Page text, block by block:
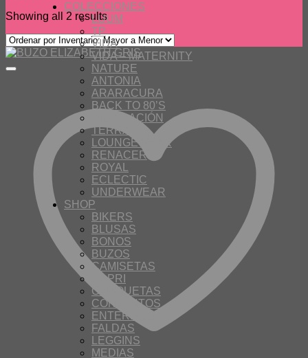
COLECCIONES
LUUM
TP
VIDA
VIDA – MATERNITY
NATURE
ANTONIA
ARARACURA
BACK TO 80’S
INSPIRACIÓN
TERRA
LOUNGEWEAR
RENACER
ROYAL
ECLECTIC
UNDERWEAR
SHOP
BIKERS
BLUSAS
BONOS
BUZOS
CAMISETAS
CAPRI
CHAQUETAS
CONJUNTOS
ENTERIZOS
FALDAS
LEGGINS
MEDIAS
Showing all 2 results